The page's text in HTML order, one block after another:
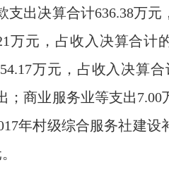
出决算合计636.38万元
万元，占收入决算合计
万元，占收入决算合
；商业服务业等支出7.00
年村级综合服务社建设